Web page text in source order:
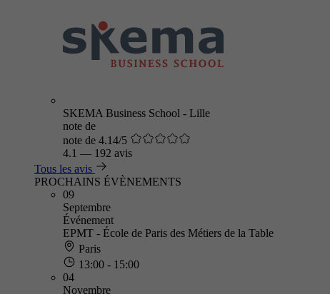
SKEMA Business School - Lille
note de
note de 4.14/5
4.1 — 192 avis
Tous les avis
PROCHAINS ÉVÈNEMENTS
09
Septembre
Événement
EPMT - École de Paris des Métiers de la Table
Paris
13:00 - 15:00
04
Novembre